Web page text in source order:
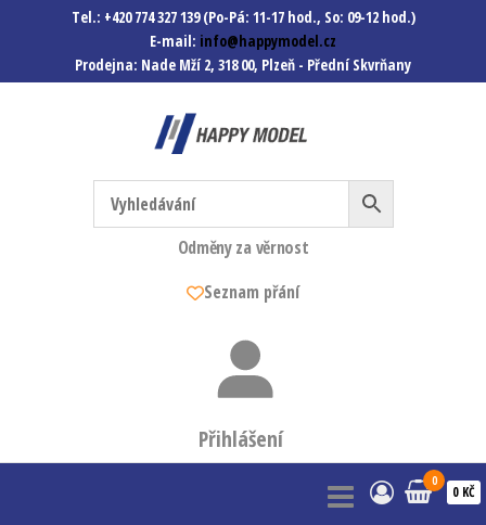
Tel.: +420 774 327 139 (Po-Pá: 11-17 hod., So: 09-12 hod.)
E-mail: info@happymodel.cz
Prodejna: Nade Mží 2, 318 00, Plzeň - Přední Skvrňany
Happymodel.cz
Modely autíček, modelová
železnice, mašinky, vagóny a
mnohem víc.
Odměny za věrnost
Seznam přání
Přihlášení
0
0 KČ